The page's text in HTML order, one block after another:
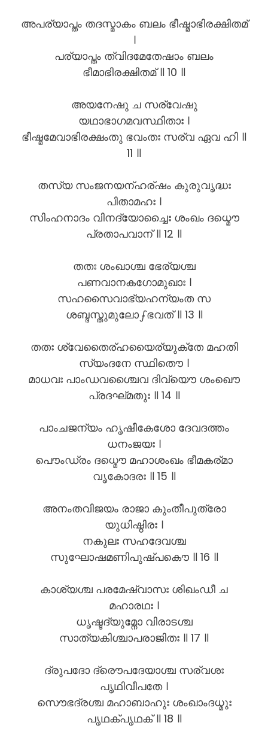
അപര്യാപ്തം തദസ്മാകം ബലം ഭീഷ്മാഭിരക്ഷിതമ്
।
പര്യാപ്തം ത്വിദമേതേഷാം ബലം
ഭീമാഭിരക്ഷിതമ് ॥ 10 ॥
അയനേഷു ച സര്വേഷു
യഥാഭാഗമവസ്ഥിതാഃ ।
ഭീഷ്മമേവാഭിരക്ഷംതു ഭവംതഃ സര്വ ഏവ ഹി ॥
11 ॥
തസ്യ സംജനയന്ഹര്ഷം കുരുവൃദ്ധഃ
പിതാമഹഃ ।
സിംഹനാദം വിനദ്യോച്ചൈഃ ശംഖം ദധ്മൌ
പ്രതാപവാന് ॥ 12 ॥
തതഃ ശംഖാശ്ച ഭേര്യശ്ച
പണവാനകഗോമുഖാഃ ।
സഹസൈവാഭ്യഹന്യംത സ
ശബ്ദസ്തുമുലോഽഭവത് ॥ 13 ॥
തതഃ ശ്വേതൈര്ഹയൈര്യുക്തേ മഹതി
സ്യംദനേ സ്ഥിതൌ ।
മാധവഃ പാംഡവശ്ചൈവ ദിവ്യൌ ശംഖൌ
പ്രദഘ്മതുഃ ॥ 14 ॥
പാംചജന്യം ഹൃഷീകേശോ ദേവദത്തം
ധനംജയഃ ।
പൌംഡ്രം ദധ്മൌ മഹാശംഖം ഭീമകര്മാ
വൃകോദരഃ ॥ 15 ॥
അനംതവിജയം രാജാ കുംതീപുത്രോ
യുധിഷ്ഠിരഃ ।
നകുലഃ സഹദേവശ്ച
സുഘോഷമണിപുഷ്പകൌ ॥ 16 ॥
കാശ്യശ്ച പരമേഷ്വാസഃ ശിഖംഡീ ച
മഹാരഥഃ ।
ധൃഷ്ടദ്യുമ്നോ വിരാടശ്ച
സാത്യകിശ്ചാപരാജിതഃ ॥ 17 ॥
ദ്രുപദോ ദ്രൌപദേയാശ്ച സര്വശഃ
പൃഥിവീപതേ ।
സൌഭദ്രശ്ച മഹാബാഹുഃ ശംഖാംദധ്മുഃ
പൃഥക്പൃഥക് ॥ 18 ॥